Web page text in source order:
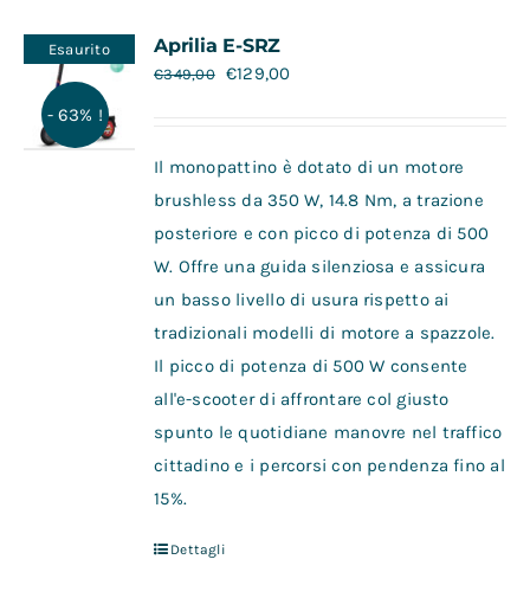
Contatti
Esaurito
- 63% !
Aprilia E-SRZ
€349,00 €129,00
Il monopattino è dotato di un motore
brushless da 350 W, 14.8 Nm, a trazione
posteriore e con picco di potenza di 500
W. Offre una guida silenziosa e assicura
un basso livello di usura rispetto ai
tradizionali modelli di motore a spazzole.
Il picco di potenza di 500 W consente
all'e-scooter di affrontare col giusto
spunto le quotidiane manovre nel traffico
cittadino e i percorsi con pendenza fino al
15%.
Dettagli